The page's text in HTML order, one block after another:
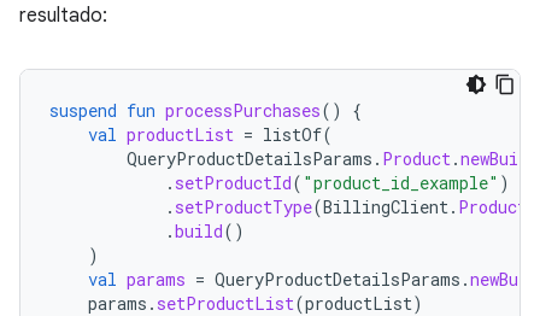
resultado:
suspend fun processPurchases()
{
val productList = listOf(
QueryProductDetailsParams . Product.
. setProductId( "product_id_example" )
. setProductType(BillingClient.
.build()
)
val params = QueryProductDetailsParams .
params . setProductList(productList)